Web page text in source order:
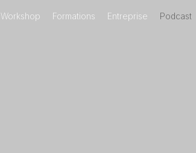
Workshop Formations Entreprise Podcast